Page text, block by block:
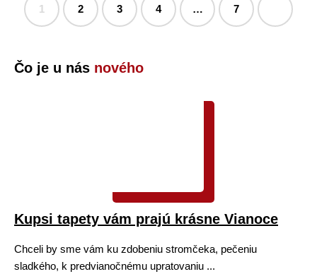
1 2 3 4 … 7
Čo je u nás nového
Kupsi tapety vám prajú krásne Vianoce
Chceli by sme vám ku zdobeniu stromčeka, pečeniu
sladkého, k predvianočnému upratovaniu ...